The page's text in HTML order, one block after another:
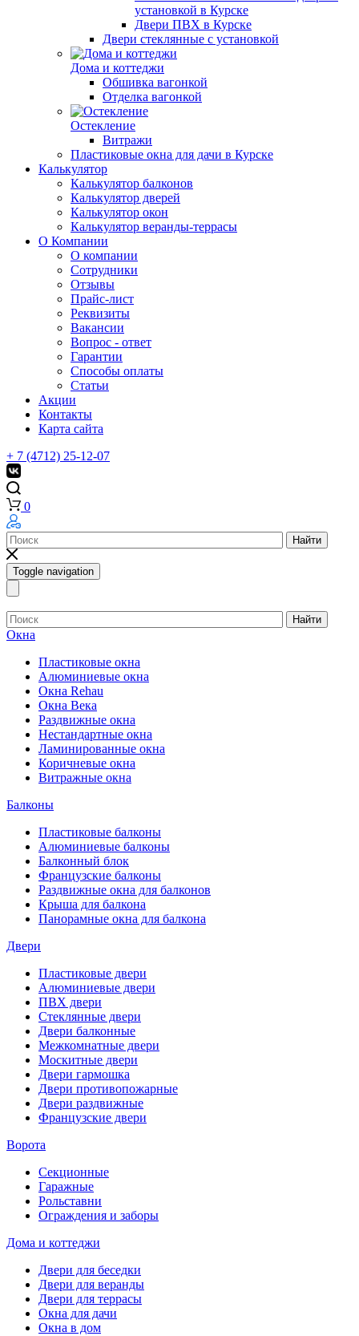
установкой в Курске
Двери ПВХ в Курске
Двери стеклянные с установкой
Дома и коттеджи
Обшивка вагонкой
Отделка вагонкой
Остекление
Витражи
Пластиковые окна для дачи в Курске
Калькулятор
Калькулятор балконов
Калькулятор дверей
Калькулятор окон
Калькулятор веранды-террасы
О Компании
О компании
Сотрудники
Отзывы
Прайс-лист
Реквизиты
Вакансии
Вопрос - ответ
Гарантии
Способы оплаты
Статьи
Акции
Контакты
Карта сайта
+ 7 (4712) 25-12-07
0
Найти
Toggle navigation
Найти
Окна
Пластиковые окна
Алюминиевые окна
Окна Rehau
Окна Века
Раздвижные окна
Нестандартные окна
Ламинированные окна
Коричневые окна
Витражные окна
Балконы
Пластиковые балконы
Алюминиевые балконы
Балконный блок
Французские балконы
Раздвижные окна для балконов
Крыша для балкона
Панорамные окна для балкона
Двери
Пластиковые двери
Алюминиевые двери
ПВХ двери
Стеклянные двери
Двери балконные
Межкомнатные двери
Москитные двери
Двери гармошка
Двери противопожарные
Двери раздвижные
Французские двери
Ворота
Секционные
Гаражные
Рольставни
Ограждения и заборы
Дома и коттеджи
Двери для беседки
Двери для веранды
Двери для террасы
Окна для дачи
Окна в дом